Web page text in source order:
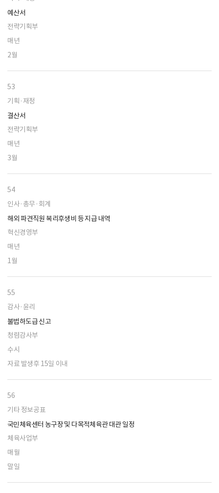
예산서
전략기획부
매년
2월
53
기획·재정
결산서
전략기획부
매년
3월
54
인사·총무·회계
해외 파견직원 복리후생비 등 지급 내역
혁신경영부
매년
1월
55
감사·윤리
불법하도급 신고
청렴감사부
수시
자료 발생후 15일 이내
56
기타 정보공표
국민체육센터 농구장 및 다목적체육관 대관 일정
체육사업부
매월
말일